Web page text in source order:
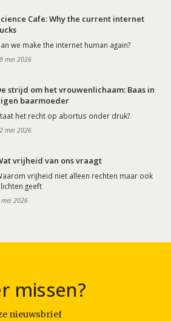
Cafe: Why the current internet
we make the internet human again?
mei 2026
strijd om het vrouwenlichaam: Baas in
baarmoeder
het recht op abortus onder druk?
mei 2026
vrijheid van ons vraagt
vrijheid niet alleen rechten maar ook
geeft
mei 2026
missen?
nieuwsbrief